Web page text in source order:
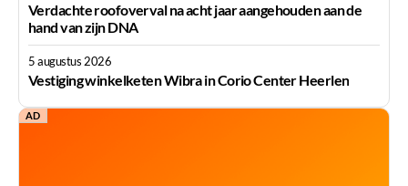
Verdachte roofoverval na acht jaar aangehouden aan de
hand van zijn DNA
5 augustus 2026
Vestiging winkelketen Wibra in Corio Center Heerlen
AD